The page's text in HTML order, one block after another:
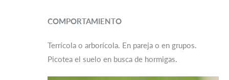
COMPORTAMIENTO
Terrícola o arborícola. En pareja o en grupos.
Picotea el suelo en busca de hormigas.